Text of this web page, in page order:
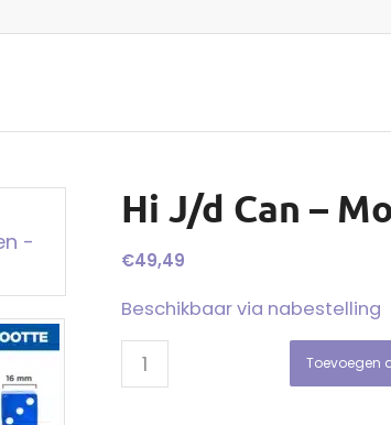
Hi J/d Can –
€49,49
Beschikbaar via nabestelling
Toevoegen